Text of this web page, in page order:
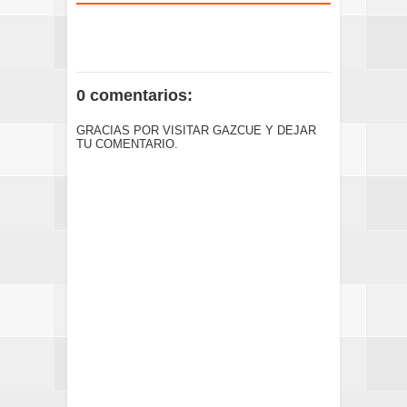
0 comentarios:
GRACIAS POR VISITAR GAZCUE Y DEJAR
TU COMENTARIO.